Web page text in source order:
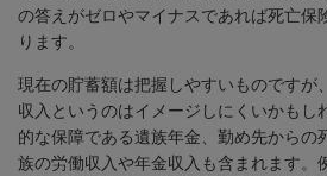
の答えがゼロやマイナスであれば死亡保
ります。
現在の貯蓄額は把握しやすいものですが
収入というのはイメージしにくいかもし
的な保障である遺族年金、勤め先からの
族の労働収入や年金収入も含まれます。